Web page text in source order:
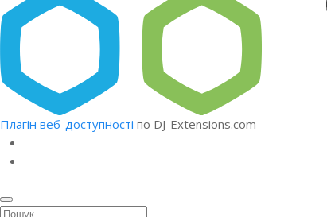
Плагін веб-доступності по DJ-Extensions.com